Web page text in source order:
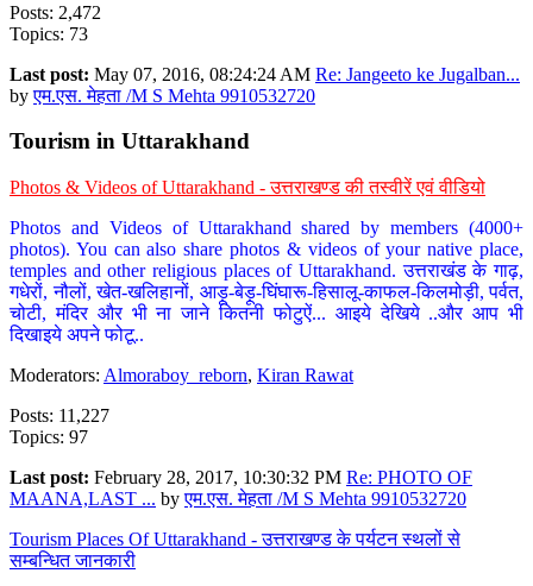
Posts: 2,472
Topics: 73
Last post: May 07, 2016, 08:24:24 AM Re: Jangeeto ke Jugalban...
byएम.एस. मेहता /M S Mehta 9910532720
Tourism in Uttarakhand
Photos & Videos of Uttarakhand - उत्तराखण्ड की तस्वीरें एवं वीडियो
Photos and Videos of Uttarakhand shared by members (4000+
photos). You can also share photos & videos of your native place,
temples and other religious places of Uttarakhand. उत्तराखंड के गाढ़,
गधेरों, नौलों, खेत-खलिहानों, आड़ू-बेड़ू-घिंघारू-हिसालू-काफल-किलमोड़ी, पर्वत,
चोटी, मंदिर और भी ना जाने कितनी फोटुऐं... आइये देखिये ..और आप भी
दिखाइये अपने फोटू..
Moderators: Almoraboy_reborn, Kiran Rawat
Posts: 11,227
Topics: 97
Last post: February 28, 2017, 10:30:32 PM Re: PHOTO OF
MAANA,LAST ... byएम.एस. मेहता /M S Mehta 9910532720
Tourism Places Of Uttarakhand - उत्तराखण्ड के पर्यटन स्थलों से
सम्बन्धित जानकारी